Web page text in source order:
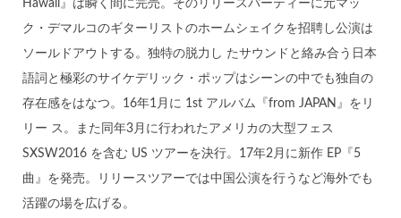
Hawaii』は瞬く間に完売。そのリリースパーティーに元マッ
ク・デマルコのギターリストのホームシェイクを招聘し公演は
ソールドアウトする。独特の脱力し たサウンドと絡み合う日本
語詞と極彩のサイケデリック・ポップはシーンの中でも独自の
存在感をはなつ。16年1月に 1st アルバム『from JAPAN』をリ
リー ス。また同年3月に行われたアメリカの大型フェス
SXSW2016 を含む US ツアーを決行。17年2月に新作 EP『5
曲』を発売。リリースツアーでは中国公演を行うなど海外でも
活躍の場を広げる。